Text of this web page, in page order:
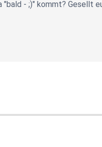
"bald - ;)" kommt? Gesellt